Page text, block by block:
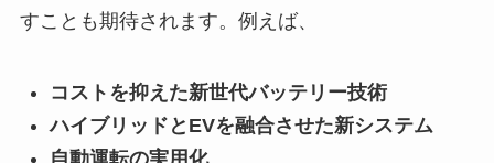
すことも期待されます。例えば、
コストを抑えた新世代バッテリー技術
ハイブリッドとEVを融合させた新システム